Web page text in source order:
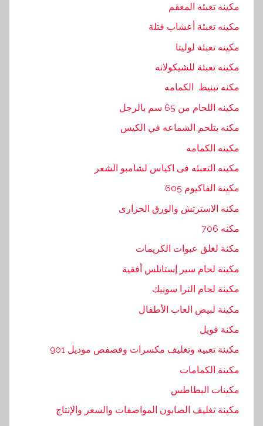
مكينه تعبئه المعقم
مكينه تعبئة أعشاب فتلة
مكينه تعبئة لوليتا
مكينه تعبئة للشيكولاته
مكنه تبنيط الكمامه
مكينه اللحام من 65 سم بالرجل
مكنه بتلحم الشماعه في الكيس
مكينه الكمامه
مكينه التعبئه فى اكياس لشامبو الشعر
مكينة الفاكيوم 605
مكنه الاسترتش والورق الحرارى
مكنه 706
مكنة لغلق عبوات الكريمات
مكينة لحام سير إستانلس أفقية
مكينة لحام الترا سونيك
مكينة لبيض العاب الأطفال
مكنة فويل
مكينة تعبيه وتغليف مكسرات وفصفص موديل 901
مكينة الكمامات
مكينات البطاطس
مكينة تغليف الصابون المواصفات والسعر والإنتاج